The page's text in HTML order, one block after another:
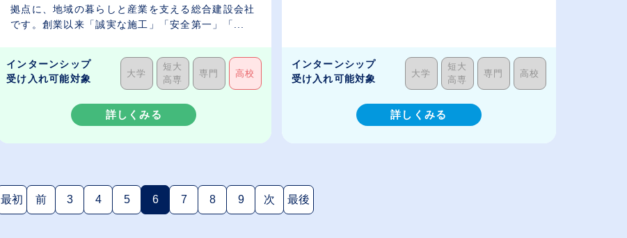
拠点に、地域の暮らしと産業を支える総合建設会社
です。創業以来「誠実な施工」「安全第一」「...
インターンシップ
受け入れ可能対象
大学
短大
高専
専門 高校
詳しくみる
インターンシップ
受け入れ可能対象
大学
短大
高専
専門 高校
詳しくみる
最初 前 3 4 5 6(現在のページ)
7 8 9 次 最後